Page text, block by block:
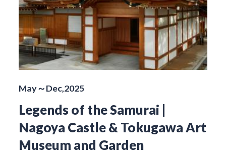
May～Dec,2025
Legends of the Samurai |
Nagoya Castle & Tokugawa Art
Museum and Garden